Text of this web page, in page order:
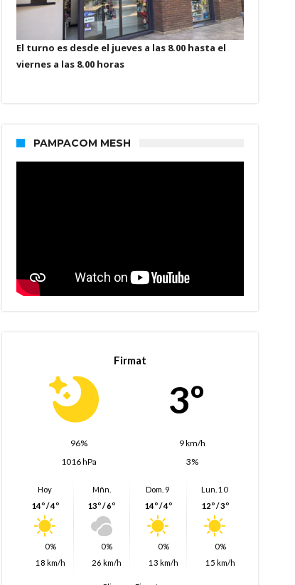
El turno es desde el jueves a las 8.00 hasta el
viernes a las 8.00 horas
PAMPACOM MESH
Firmat
3º
96%
9 km/h
1016 hPa
3%
Hoy
14º / 4º
0%
18 km/h
Mñn.
13º / 6º
0%
26 km/h
Dom. 9
14º / 4º
0%
13 km/h
Lun. 10
12º / 3º
0%
15 km/h